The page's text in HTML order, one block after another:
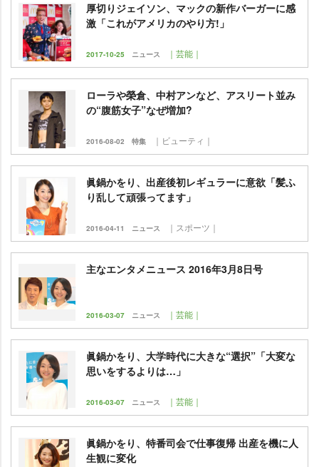
厚切りジェイソン、マックの新作バーガーに感
激「これがアメリカのやり方!」
2017-10-25 ニュース ｜芸能｜
ローラや榮倉、中村アンなど、アスリート並み
の“腹筋女子”なぜ増加?
2016-08-02 特集 ｜ビューティ｜
眞鍋かをり、出産後初レギュラーに意欲「髪ふ
り乱して頑張ってます」
2016-04-11 ニュース ｜スポーツ｜
主なエンタメニュース 2016年3月8日号
2016-03-07 ニュース ｜芸能｜
眞鍋かをり、大学時代に大きな“選択”「大変な
思いをするよりは…」
2016-03-07 ニュース ｜芸能｜
眞鍋かをり、特番司会で仕事復帰 出産を機に人
生観に変化